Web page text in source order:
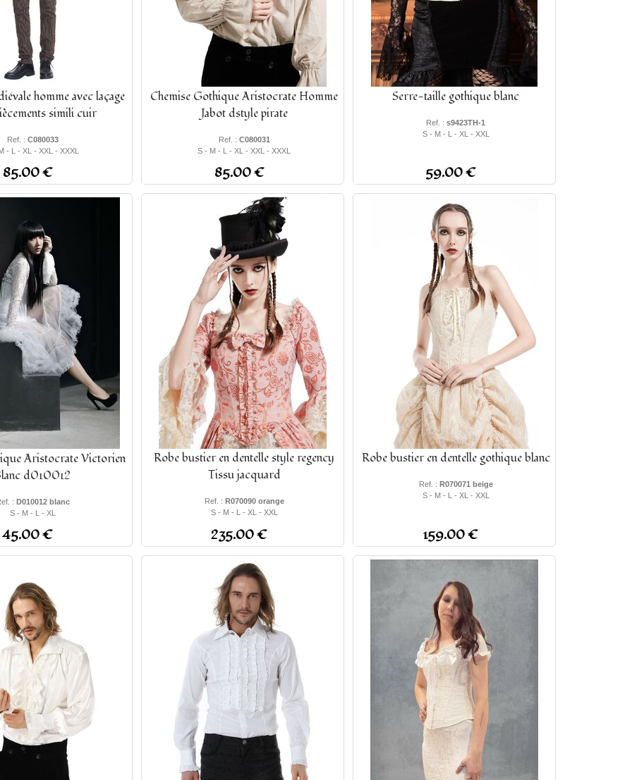
homme avec laçage
simili cuir
Ref. : C080033
- L - XL - XXL - XXXL
85.00 €
Chemise Gothique Aristocrate Homme
Jabot dstyle pirate
Ref. : C080031
S - M - L - XL - XXL - XXXL
85.00 €
Serre-taille gothique blanc
Ref. : s9423TH-1
S - M - L - XL - XXL
59.00 €
Aristocrate Victorien
d010012
: D010012 blanc
S - M - L - XL
45.00 €
Robe bustier en dentelle style regency
Tissu jacquard
Ref. : R070090 orange
S - M - L - XL - XXL
235.00 €
Robe bustier en dentelle gothique blanc
Ref. : R070071 beige
S - M - L - XL - XXL
159.00 €